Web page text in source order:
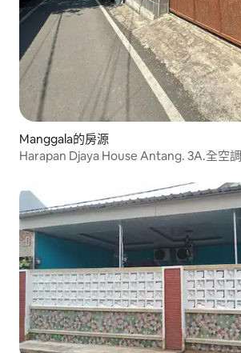
Manggala的房源
Harapan Djaya House Antang. 3A.全空調